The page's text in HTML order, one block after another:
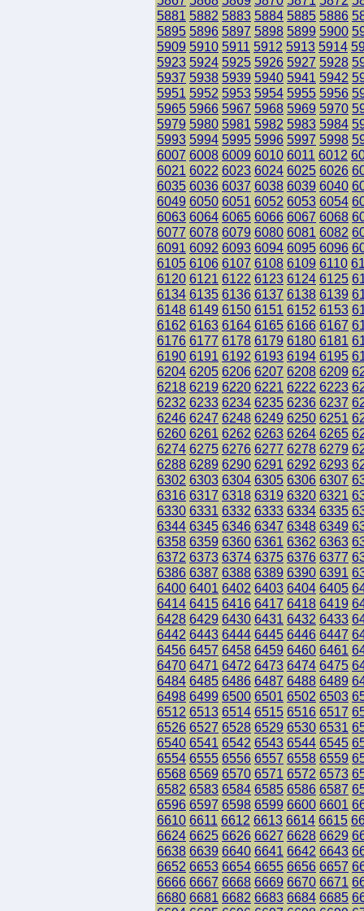
5881 5882 5883 5884 5885 5886
5895 5896 5897 5898 5899 5900
5909 5910 5911 5912 5913 5914
5923 5924 5925 5926 5927 5928
5937 5938 5939 5940 5941 5942
5951 5952 5953 5954 5955 5956
5965 5966 5967 5968 5969 5970
5979 5980 5981 5982 5983 5984
5993 5994 5995 5996 5997 5998
6007 6008 6009 6010 6011 6012
6021 6022 6023 6024 6025 6026
6035 6036 6037 6038 6039 6040
6049 6050 6051 6052 6053 6054
6063 6064 6065 6066 6067 6068
6077 6078 6079 6080 6081 6082
6091 6092 6093 6094 6095 6096
6105 6106 6107 6108 6109 6110
6120 6121 6122 6123 6124 6125
6134 6135 6136 6137 6138 6139
6148 6149 6150 6151 6152 6153
6162 6163 6164 6165 6166 6167
6176 6177 6178 6179 6180 6181
6190 6191 6192 6193 6194 6195
6204 6205 6206 6207 6208 6209
6218 6219 6220 6221 6222 6223
6232 6233 6234 6235 6236 6237
6246 6247 6248 6249 6250 6251
6260 6261 6262 6263 6264 6265
6274 6275 6276 6277 6278 6279
6288 6289 6290 6291 6292 6293
6302 6303 6304 6305 6306 6307
6316 6317 6318 6319 6320 6321
6330 6331 6332 6333 6334 6335
6344 6345 6346 6347 6348 6349
6358 6359 6360 6361 6362 6363
6372 6373 6374 6375 6376 6377
6386 6387 6388 6389 6390 6391
6400 6401 6402 6403 6404 6405
6414 6415 6416 6417 6418 6419
6428 6429 6430 6431 6432 6433
6442 6443 6444 6445 6446 6447
6456 6457 6458 6459 6460 6461
6470 6471 6472 6473 6474 6475
6484 6485 6486 6487 6488 6489
6498 6499 6500 6501 6502 6503
6512 6513 6514 6515 6516 6517
6526 6527 6528 6529 6530 6531
6540 6541 6542 6543 6544 6545
6554 6555 6556 6557 6558 6559
6568 6569 6570 6571 6572 6573
6582 6583 6584 6585 6586 6587
6596 6597 6598 6599 6600 6601
6610 6611 6612 6613 6614 6615
6624 6625 6626 6627 6628 6629
6638 6639 6640 6641 6642 6643
6652 6653 6654 6655 6656 6657
6666 6667 6668 6669 6670 6671
6680 6681 6682 6683 6684 6685